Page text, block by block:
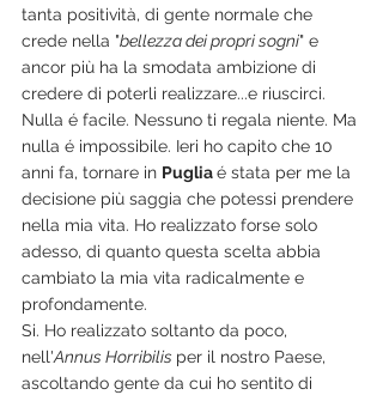
tanta positività, di gente normale che
crede nella "bellezza dei propri sogni" e
ancor più ha la smodata ambizione di
credere di poterli realizzare...e riuscirci.
Nulla é facile. Nessuno ti regala niente. Ma
nulla é impossibile. Ieri ho capito che 10
anni fa, tornare in Puglia é stata per me la
decisione più saggia che potessi prendere
nella mia vita. Ho realizzato forse solo
adesso, di quanto questa scelta abbia
cambiato la mia vita radicalmente e
profondamente.
Si. Ho realizzato soltanto da poco,
nell'Annus Horribilis per il nostro Paese,
ascoltando gente da cui ho sentito di